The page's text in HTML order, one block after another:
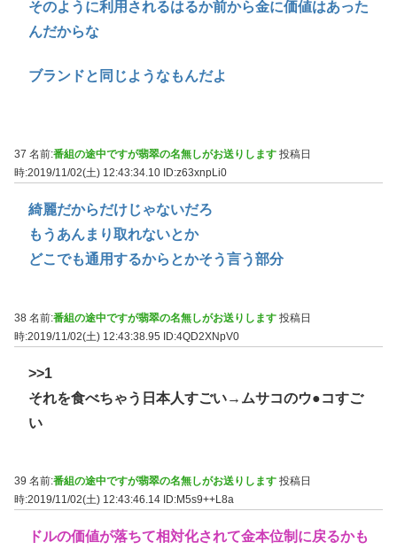
そのように利用されるはるか前から金に価値はあった
んだからな
ブランドと同じようなもんだよ
37 名前:番組の途中ですが翡翠の名無しがお送りします 投稿日
時:2019/11/02(土) 12:43:34.10 ID:z63xnpLi0
綺麗だからだけじゃないだろ
もうあんまり取れないとか
どこでも通用するからとかそう言う部分
38 名前:番組の途中ですが翡翠の名無しがお送りします 投稿日
時:2019/11/02(土) 12:43:38.95 ID:4QD2XNpV0
>>1
それを食べちゃう日本人すごい→ムサコのウ●コすご
い
39 名前:番組の途中ですが翡翠の名無しがお送りします 投稿日
時:2019/11/02(土) 12:43:46.14 ID:M5s9++L8a
ドルの価値が落ちて相対化されて金本位制に戻るかも